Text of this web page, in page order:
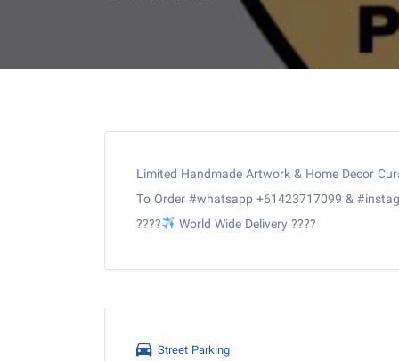
Limited Handmade Artwork & Home Decor
To Order #whatsapp +61423717099 &
???? World Wide Delivery
????
Street Parking